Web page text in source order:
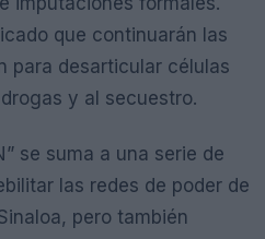
que continuarán las
para desarticular células
y al secuestro.
se suma a una serie de
las redes de poder de
pero también